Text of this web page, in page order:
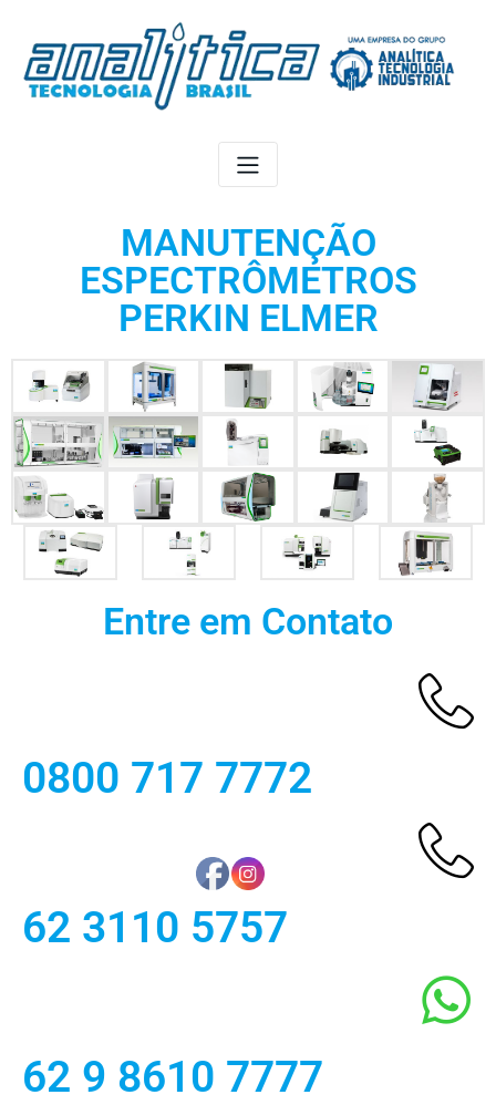
MANUTENÇÃO
ESPECTRÔMETROS
PERKIN ELMER
Entre em Contato
0800 717 7772
62 3110 5757
62 9 8610 7777